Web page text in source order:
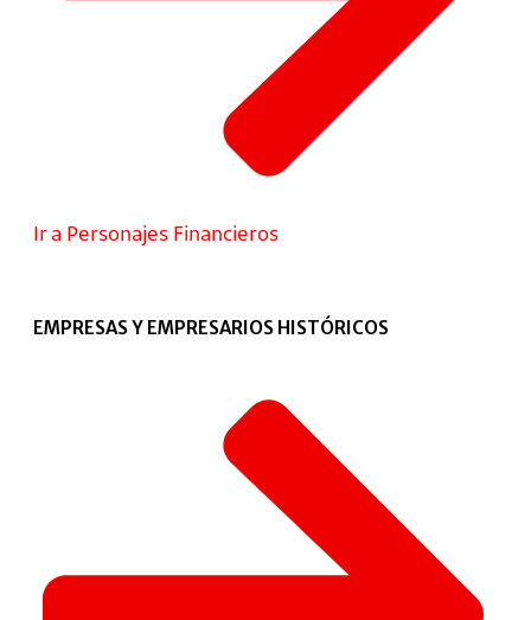
Ir a Personajes Financieros
EMPRESAS Y EMPRESARIOS HISTÓRICOS